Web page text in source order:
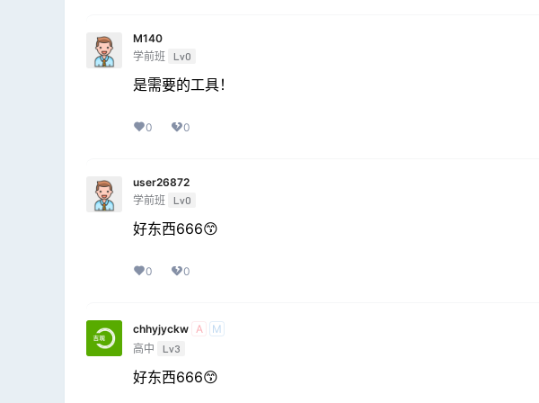
M140
学前班 Lv0
是需要的工具！
0 0
user26872
学前班 Lv0
好东西666😙
0 0
chhyjyckw A
M
高中
Lv3
好东西666😙